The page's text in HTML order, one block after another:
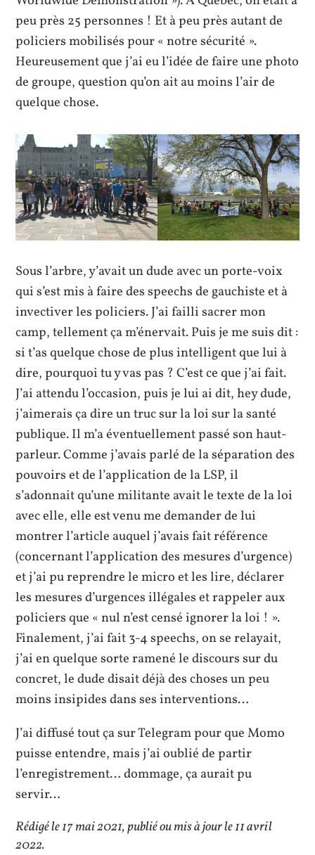
peu près 25 personnes ! Et à peu près autant de
policiers mobilisés pour « notre sécurité ».
Heureusement que j’ai eu l’idée de faire une photo
de groupe, question qu’on ait au moins l’air de
quelque chose.
Sous l’arbre, y’avait un dude avec un porte-voix
qui s’est mis à faire des speechs de gauchiste et à
invectiver les policiers. J’ai failli sacrer mon
camp, tellement ça m’énervait. Puis je me suis dit :
si t’as quelque chose de plus intelligent que lui à
dire, pourquoi tu y vas pas ? C’est ce que j’ai fait.
J’ai attendu l’occasion, puis je lui ai dit, hey dude,
j’aimerais ça dire un truc sur la loi sur la santé
publique. Il m’a éventuellement passé son haut-
parleur. Comme j’avais parlé de la séparation des
pouvoirs et de l’application de la LSP, il
s’adonnait qu’une militante avait le texte de la loi
avec elle, elle est venu me demander de lui
montrer l’article auquel j’avais fait référence
(concernant l’application des mesures d’urgence)
et j’ai pu reprendre le micro et les lire, déclarer
les mesures d’urgences illégales et rappeler aux
policiers que « nul n’est censé ignorer la loi ! ».
Finalement, j’ai fait 3-4 speechs, on se relayait,
j’ai en quelque sorte ramené le discours sur du
concret, le dude disait déjà des choses un peu
moins insipides dans ses interventions…
J’ai diffusé tout ça sur Telegram pour que Momo
puisse entendre, mais j’ai oublié de partir
l’enregistrement… dommage, ça aurait pu
servir…
Rédigé le 17 mai 2021, publié ou mis à jour le 11 avril
2022.